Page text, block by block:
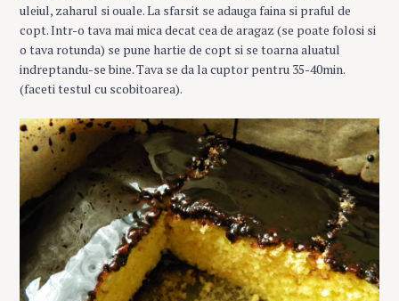
uleiul, zaharul si ouale. La sfarsit se adauga faina si praful de
copt. Intr-o tava mai mica decat cea de aragaz (se poate folosi si
o tava rotunda) se pune hartie de copt si se toarna aluatul
indreptandu-se bine. Tava se da la cuptor pentru 35-40min.
(faceti testul cu scobitoarea).